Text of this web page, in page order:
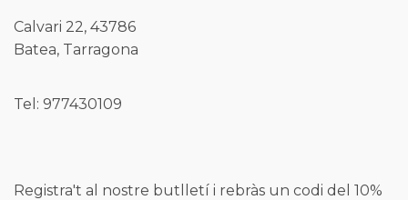
Calvari 22, 43786
Batea, Tarragona
Tel: 977430109
Registra't al nostre butlletí i rebràs un codi del 10%